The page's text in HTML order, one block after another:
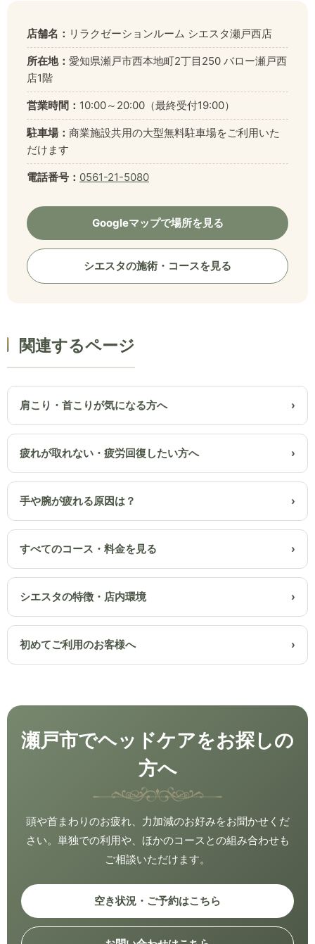
店舗名： リラクゼーションルーム シエスタ瀬戸西店
所在地： 愛知県瀬戸市西本地町2丁目250 バロー瀬戸西
店1階
営業時間： 10:00～20:00（最終受付19:00）
駐車場： 商業施設共用の大型無料駐車場をご利用いた
だけます
電話番号： 0561-21-5080
Googleマップで場所を見る
シエスタの施術・コースを見る
関連するページ
肩こり・首こりが気になる方へ
疲れが取れない・疲労回復したい方へ
手や腕が疲れる原因は？
すべてのコース・料金を見る
シエスタの特徴・店内環境
初めてご利用のお客様へ
瀬戸市でヘッドケアをお探しの
方へ
頭や首まわりのお疲れ、力加減のお好みをお聞かせくだ
さい。単独での利用や、ほかのコースとの組み合わせも
ご相談いただけます。
空き状況・ご予約はこちら